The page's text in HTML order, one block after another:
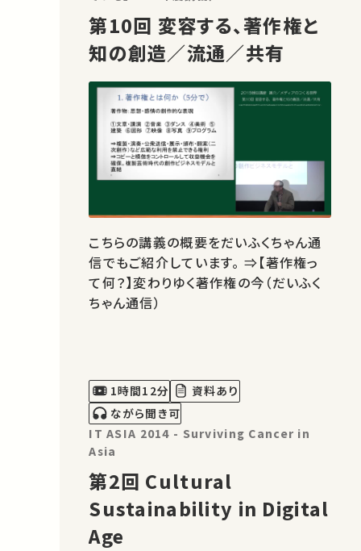
第10回 変容する、著作権と
知の創造／流通／共有
こちらの講義の概要をだいふくちゃん通
信でもご紹介しています。 ⇒【著作権っ
て何？】変わりゆく著作権の今（だいふく
ちゃん通信）
1時間12分
資料あり
ながら聞き可
IT ASIA 2014 - Surviving Cancer in
Asia
第2回 Cultural
Sustainability in Digital
Age